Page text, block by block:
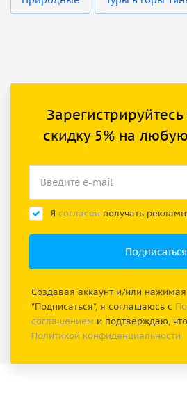
скидку 5% на
Я согласен получать
Создавая аккаунт и/или
"Подписаться", я соглашаюсь с
соглашением и подтверждаю,
Политикой конфиденциальности